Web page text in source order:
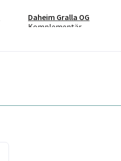
Daheim Gralla OG
Komplementär